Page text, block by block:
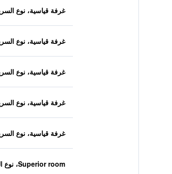
غرفة قياسية، نوع
غرفة قياسية، نوع
غرفة قياسية، نوع
غرفة قياسية، نوع
غرفة قياسية، نوع
Superior room، نوع السرير غير معروف